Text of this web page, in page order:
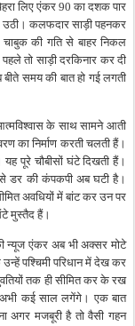
लिए एंकर 90 का दशक पार
कलफदार साड़ी पहनकर
चाबुक की गति से बाहर निकल
तो साड़ी दरकिनार कर दी
समय की बात हो गई लगती
के साथ सामने आती
का निर्माण करती चलती हैं।
पूरे चौबीसों घंटे दिखती हैं।
डर की कंपकपी अब घटी है।
अवधियों में बांट कर उन पर
मुस्तैद हैं।
न्यूज एंकर अब भी अक्सर मोटे
उन्हें पश्चिमी परिधान में देख कर
तक ही सीमित कर के रख
अभी कई साल लगेंगे। एक बात
अगर मजबूरी है तो वैसी गहन